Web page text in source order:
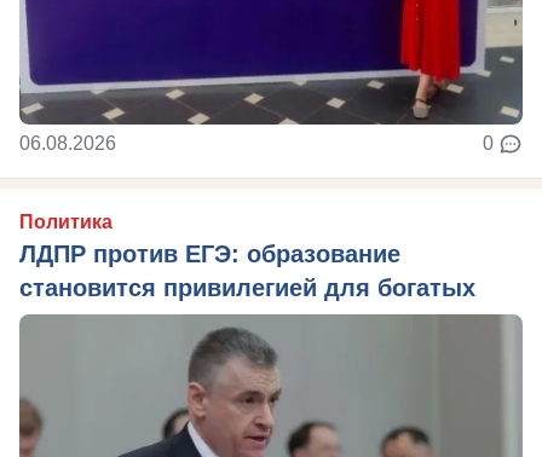
06.08.2026 0
Политика
ЛДПР против ЕГЭ: образование
становится привилегией для богатых